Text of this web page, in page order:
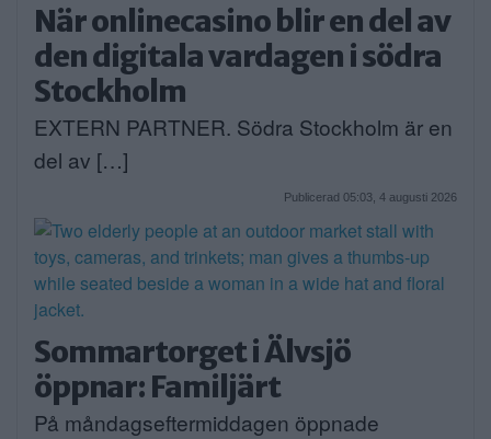
När onlinecasino blir en del av
den digitala vardagen i södra
Stockholm
EXTERN PARTNER. Södra Stockholm är en
del av […]
Publicerad 05:03, 4 augusti 2026
Sommartorget i Älvsjö
öppnar: Familjärt
På måndagseftermiddagen öppnade